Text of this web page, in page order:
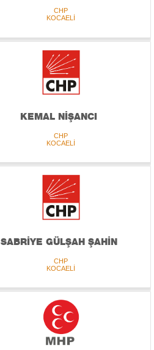
CHP
KOCAELİ
KEMAL NİŞANCI
CHP
KOCAELİ
SABRİYE GÜLŞAH ŞAHİN
CHP
KOCAELİ